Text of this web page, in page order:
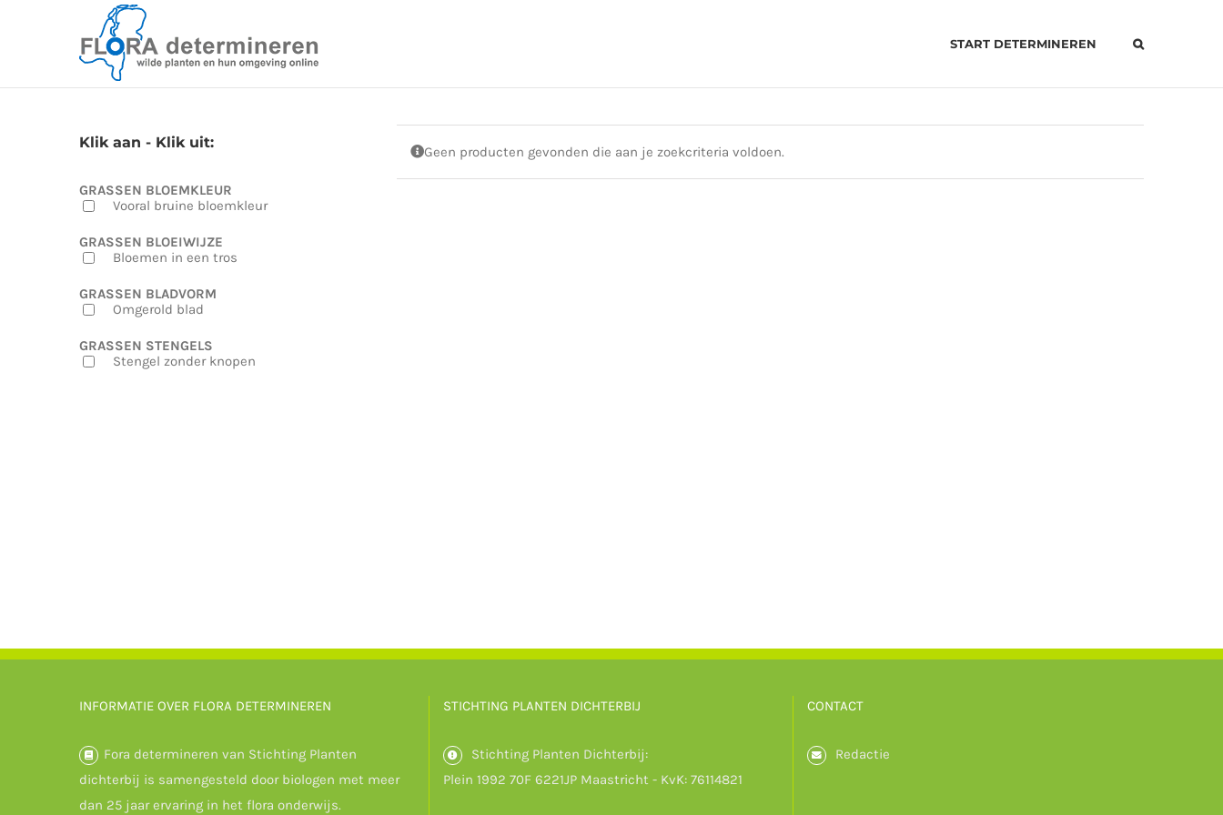
START DETERMINEREN
Geen producten gevonden die aan je zoekcriteria voldoen.
Klik aan - Klik uit:
GRASSEN BLOEMKLEUR
Vooral bruine bloemkleur
GRASSEN BLOEIWIJZE
Bloemen in een tros
GRASSEN BLADVORM
Omgerold blad
GRASSEN STENGELS
Stengel zonder knopen
INFORMATIE OVER FLORA DETERMINEREN
Fora determineren van Stichting Planten
dichterbij is samengesteld door biologen met meer
dan 25 jaar ervaring in het flora onderwijs.
STICHTING PLANTEN DICHTERBIJ
Stichting Planten Dichterbij:
Plein 1992 70F 6221JP Maastricht - KvK: 76114821
CONTACT
Redactie